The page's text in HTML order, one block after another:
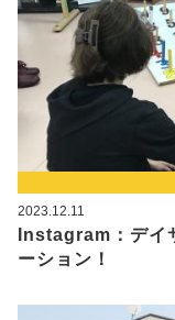
2023.12.11
Instagram：デイ
ーション！